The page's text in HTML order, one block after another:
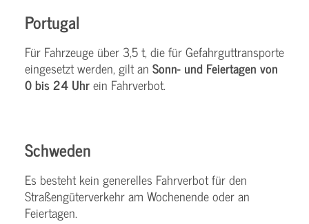
Portugal
Für Fahrzeuge über 3,5 t, die für Gefahrguttransporte
eingesetzt werden, gilt an Sonn- und Feiertagen von
0 bis 24 Uhrein Fahrverbot.
Schweden
Es besteht kein generelles Fahrverbot für den
Straßengüterverkehr am Wochenende oder an
Feiertagen.